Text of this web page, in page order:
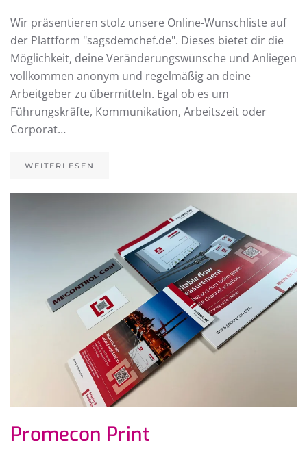
Wir präsentieren stolz unsere Online-Wunschliste auf
der Plattform "sagsdemchef.de". Dieses bietet dir die
Möglichkeit, deine Veränderungswünsche und Anliegen
vollkommen anonym und regelmäßig an deine
Arbeitgeber zu übermitteln. Egal ob es um
Führungskräfte, Kommunikation, Arbeitszeit oder
Corporat…
WEITERLESEN
Promecon Print